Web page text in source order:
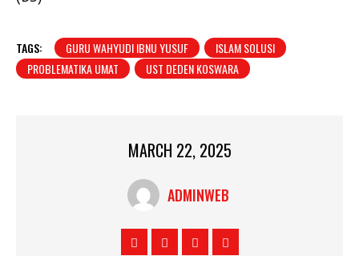
TAGS: GURU WAHYUDI IBNU YUSUF
ISLAM SOLUSI
PROBLEMATIKA UMAT
UST DEDEN KOSWARA
MARCH 22, 2025
ADMINWEB